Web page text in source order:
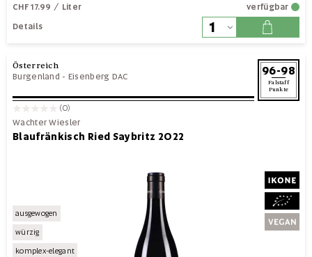
CHF 17.99 / Liter
verfügbar
Details
Österreich
Burgenland - Eisenberg DAC 96-98
Falstaff
Punkte
(0)
Wachter Wiesler
Blaufränkisch Ried Saybritz 2022
ausgewogen
würzig
komplex-elegant